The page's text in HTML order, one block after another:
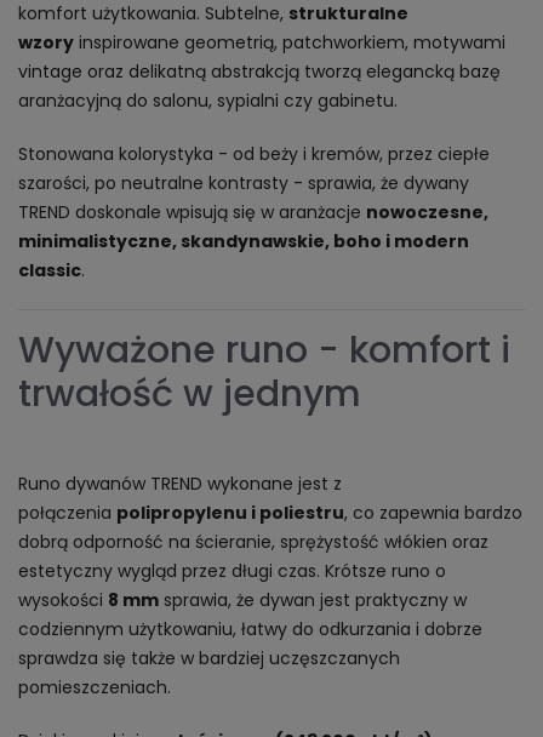
komfort użytkowania. Subtelne, strukturalne
wzory inspirowane geometrią, patchworkiem, motywami
vintage oraz delikatną abstrakcją tworzą elegancką bazę
aranżacyjną do salonu, sypialni czy gabinetu.
Stonowana kolorystyka - od beży i kremów, przez ciepłe
szarości, po neutralne kontrasty - sprawia, że dywany
TREND doskonale wpisują się w aranżacje nowoczesne,
minimalistyczne, skandynawskie, boho i modern
classic.
Wyważone runo - komfort i
trwałość w jednym
Runo dywanów TREND wykonane jest z
połączenia polipropylenu i poliestru, co zapewnia bardzo
dobrą odporność na ścieranie, sprężystość włókien oraz
estetyczny wygląd przez długi czas. Krótsze runo o
wysokości 8 mm sprawia, że dywan jest praktyczny w
codziennym użytkowaniu, łatwy do odkurzania i dobrze
sprawdza się także w bardziej uczęszczanych
pomieszczeniach.